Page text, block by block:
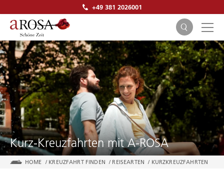
+49 381 2026001
SUCHEN
Kurz-Kreuzfahrten mit A-ROSA
HOME / KREUZFAHRT FINDEN / REISEARTEN / KURZKREUZFAHRTEN